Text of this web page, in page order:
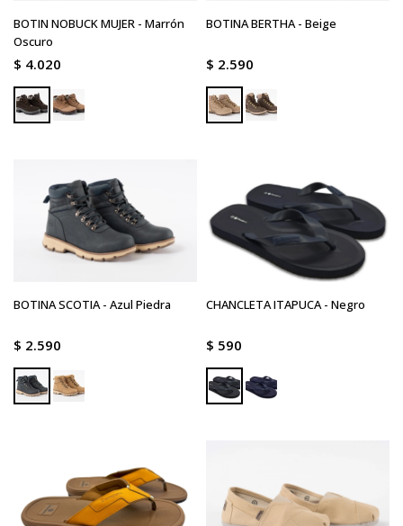
BOTIN NOBUCK MUJER - Marrón
Oscuro
$ 4.020
BOTINA BERTHA - Beige
$ 2.590
BOTINA SCOTIA - Azul Piedra
$ 2.590
CHANCLETA ITAPUCA - Negro
$ 590